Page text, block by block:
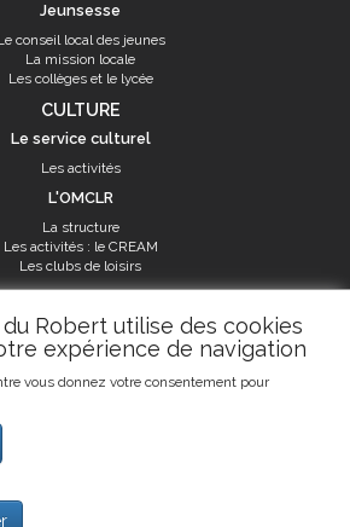
Robert utilise des cookies
expérience de navigation
vous donnez votre consentement pour
Jeunsesse
conseil local des jeunes
La mission locale
Les collèges et le lycée
CULTURE
Le service culturel
Les activités
L'OMCLR
La structure
Les activités : le CREAM
Les clubs de loisirs
SPORT
équipements sportifs
aménagements municipaux
Les activités
du Robert